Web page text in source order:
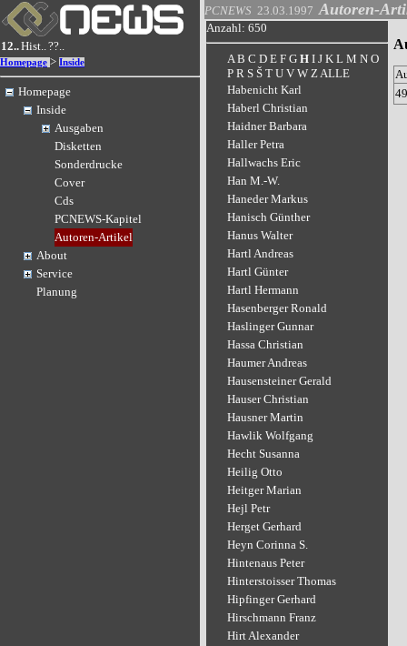
12..Hist..??..
Homepage > Inside
Homepage
Inside
Ausgaben
Disketten
Sonderdrucke
Cover
Cds
PCNEWS-Kapitel
Autoren-Artikel
About
Service
Planung
PCNEWS 23.03.1997 Autoren-
Anzahl: 650
A B C D E F G H I J K L M N O
P R S Š T U V W ZALLE
Habenicht Karl
Haberl Christian
Haidner Barbara
Haller Petra
Hallwachs Eric
Han M.-W.
Haneder Markus
Hanisch Günther
Hanus Walter
Hartl Andreas
Hartl Günter
Hartl Hermann
Hasenberger Ronald
Haslinger Gunnar
Hassa Christian
Haumer Andreas
Hausensteiner Gerald
Hauser Christian
Hausner Martin
Hawlik Wolfgang
Hecht Susanna
Heilig Otto
Heitger Marian
Hejl Petr
Herget Gerhard
Heyn Corinna S.
Hintenaus Peter
Hinterstoisser Thomas
Hipfinger Gerhard
Hirschmann Franz
Hirt Alexander
49